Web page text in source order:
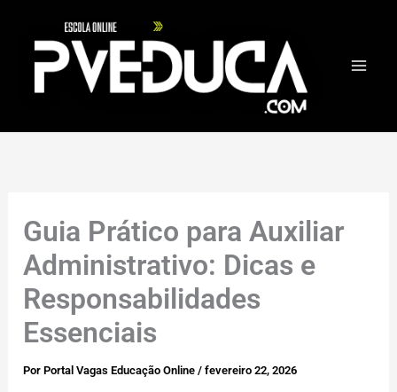
Guia Prático para Auxiliar
Administrativo: Dicas e
Responsabilidades
Essenciais
PorPortal Vagas Educação Online/fevereiro 22, 2026